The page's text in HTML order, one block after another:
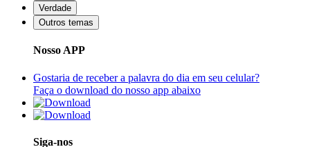
Verdade
Outros temas
Nosso APP
Gostaria de receber a palavra do dia em seu celular?
Faça o download do nosso app abaixo
Siga-nos